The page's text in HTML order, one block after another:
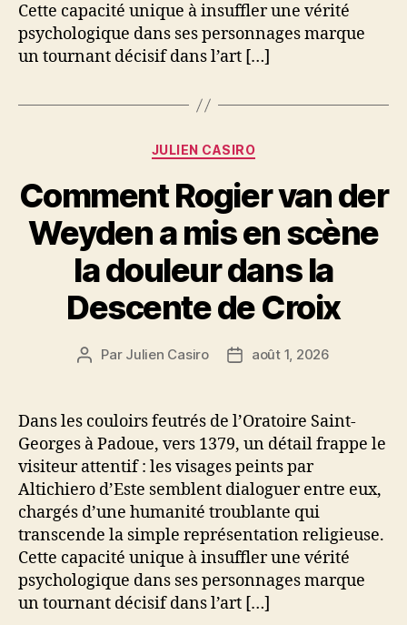
Cette capacité unique à insuffler une vérité
psychologique dans ses personnages marque
un tournant décisif dans l’art […]
Catégories
JULIEN CASIRO
Comment Rogier van der
Weyden a mis en scène
la douleur dans la
Descente de Croix
Auteur
Par Julien Casiro
Dateaoût 1, 2026
Dans les couloirs feutrés de l’Oratoire Saint-
Georges à Padoue, vers 1379, un détail frappe le
visiteur attentif : les visages peints par
Altichiero d’Este semblent dialoguer entre eux,
chargés d’une humanité troublante qui
transcende la simple représentation religieuse.
Cette capacité unique à insuffler une vérité
psychologique dans ses personnages marque
un tournant décisif dans l’art […]